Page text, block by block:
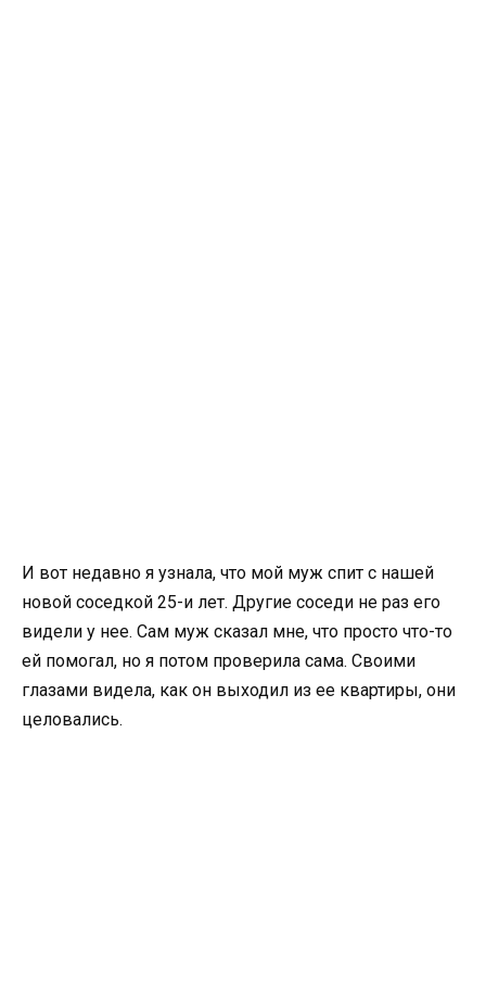
И вот недавно я узнала, что мой муж спит с нашей
новой соседкой 25-и лет. Другие соседи не раз его
видели у нее. Сам муж сказал мне, что просто что-то
ей помогал, но я потом проверила сама. Своими
глазами видела, как он выходил из ее квартиры, они
целовались.